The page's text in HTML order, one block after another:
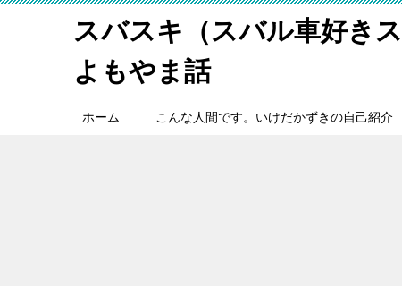
スバスキ（スバル車好き
よもやま話
ホーム こんな人間です。いけだかずきの自己紹介